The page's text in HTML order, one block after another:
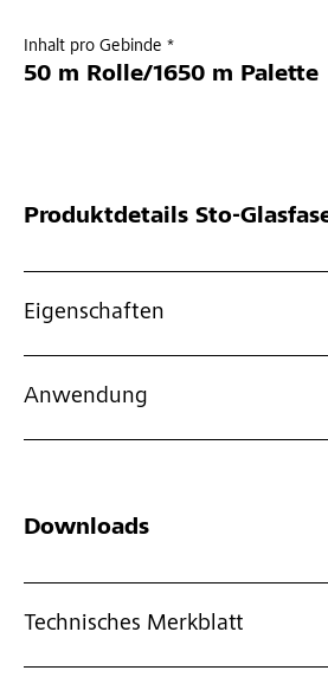
Inhalt pro Gebinde *
50 m Rolle/1650 m Palette
Produktdetails Sto-
Eigenschaften
Anwendung
Downloads
Technisches Merkblatt